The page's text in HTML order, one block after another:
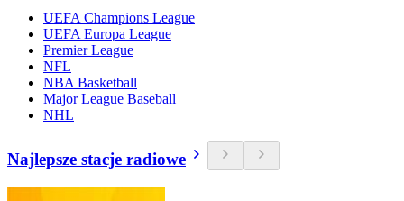
UEFA Champions League
UEFA Europa League
Premier League
NFL
NBA Basketball
Major League Baseball
NHL
Najlepsze stacje radiowe